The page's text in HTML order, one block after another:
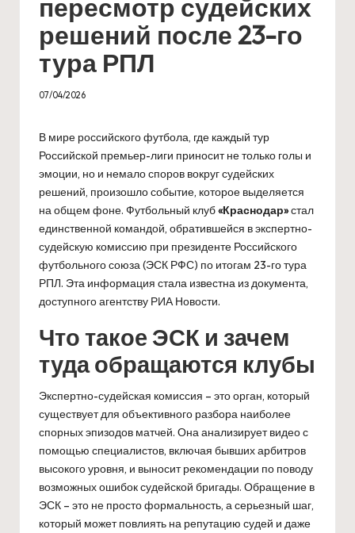
пересмотр судейских
решений после 23-го
тура РПЛ
07/04/2026
В мире российского футбола, где каждый тур
Российской премьер-лиги приносит не только голы и
эмоции, но и немало споров вокруг судейских
решений, произошло событие, которое выделяется
на общем фоне. Футбольный клуб«Краснодар»стал
единственной командой, обратившейся в экспертно-
судейскую комиссию при президенте Российского
футбольного союза (ЭСК РФС) по итогам 23-го тура
РПЛ. Эта информация стала известна из документа,
доступного агентству РИА Новости.
Что такое ЭСК и зачем
туда обращаются клубы
Экспертно-судейская комиссия – это орган, который
существует для объективного разбора наиболее
спорных эпизодов матчей. Она анализирует видео с
помощью специалистов, включая бывших арбитров
высокого уровня, и выносит рекомендации по поводу
возможных ошибок судейской бригады. Обращение в
ЭСК – это не просто формальность, а серьезный шаг,
который может повлиять на репутацию судей и даже